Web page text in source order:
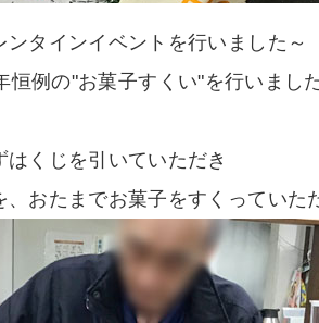
ンタインイベントを行いました～
恒例の"お菓子すくい"を行いまし
はくじを引いていただき
、おたまでお菓子をすくっていた